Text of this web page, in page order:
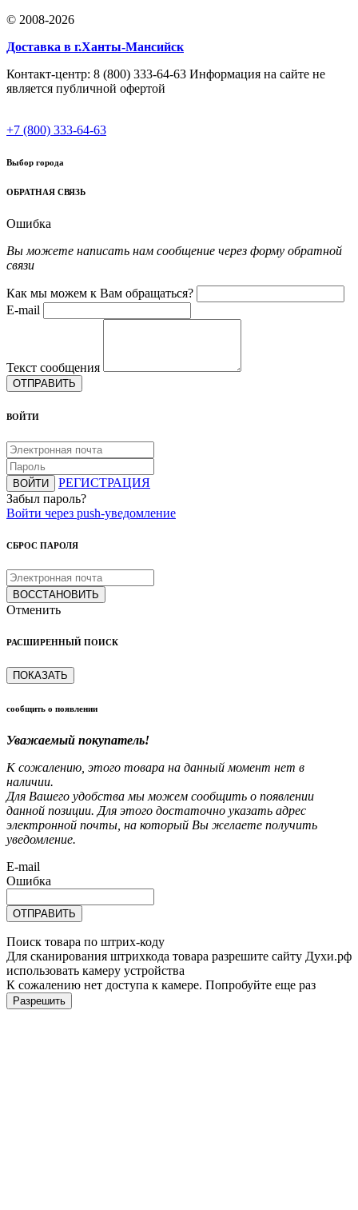
© 2008-2026
Доставка в г.Ханты-Мансийск
Контакт-центр: 8 (800) 333-64-63 Информация на сайте не
является публичной офертой
+7 (800) 333-64-63
Выбор города
ОБРАТНАЯ СВЯЗЬ
Ошибка
Вы можете написать нам сообщение через форму обратной
связи
Как мы можем к Вам обращаться?
E-mail
Текст сообщения
ОТПРАВИТЬ
ВОЙТИ
ВОЙТИ
РЕГИСТРАЦИЯ
Забыл пароль?
Войти через push-уведомление
СБРОС ПАРОЛЯ
ВОССТАНОВИТЬ
Отменить
РАСШИРЕННЫЙ ПОИСК
ПОКАЗАТЬ
сообщить о появлении
Уважаемый покупатель!
К сожалению, этого товара на данный момент нет в
наличии.
Для Вашего удобства мы можем сообщить о появлении
данной позиции. Для этого достаточно указать адрес
электронной почты, на который Вы желаете получить
уведомление.
E-mail
Ошибка
ОТПРАВИТЬ
Поиск товара по штрих-коду
Для сканирования штрихкода товара разрешите сайту Духи.рф
использовать камеру устройства
К сожалению нет доступа к камере. Попробуйте еще раз
Разрешить